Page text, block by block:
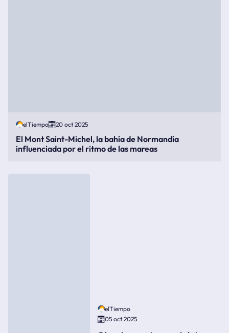
elTiempo 20 oct 2025
El Mont Saint-Michel, la bahía de Normandía
influenciada por el ritmo de las mareas
elTiempo
05 oct 2025